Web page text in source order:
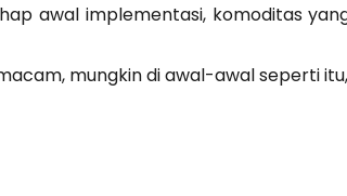
awal implementasi, komoditas
mungkin di awal-awal seperti